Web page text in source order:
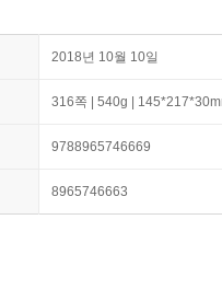
2018년 10월 10일
316쪽 | 540g |
9788965746669
8965746663